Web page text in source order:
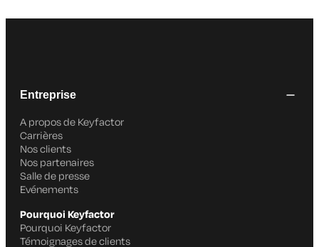
Entreprise
A propos de Keyfactor
Carrières
Nos clients
Nos partenaires
Salle de presse
Evénements
Pourquoi Keyfactor
Pourquoi Keyfactor
Témoignages de clients